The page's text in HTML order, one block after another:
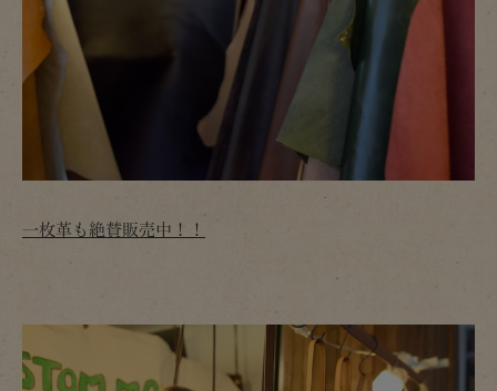
一枚革も絶賛販売中！！